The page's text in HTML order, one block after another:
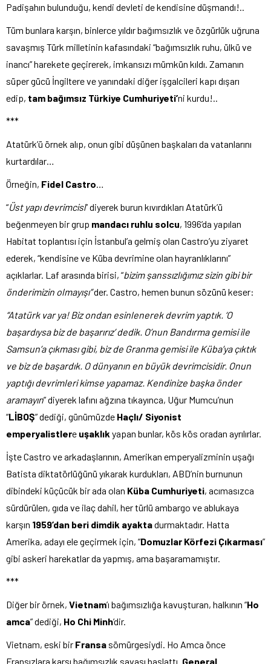
Padişahın bulunduğu, kendi devleti de kendisine düşmandı!..
Tüm bunlara karşın, binlerce yıldır bağımsızlık ve özgürlük uğruna
savaşmış Türk milletinin kafasındaki “bağımsızlık ruhu, ülkü ve
inancı” harekete geçirerek, imkansızı mümkün kıldı. Zamanın
süper gücü İngiltere ve yanındaki diğer işgalcileri kapı dışarı
edip, tam bağımsız Türkiye Cumhuriyeti’ni kurdu!..
***
Atatürk’ü örnek alıp, onun gibi düşünen başkaları da vatanlarını
kurtardılar…
Örneğin, Fidel Castro
“Üst yapı devrimcisi” diyerek burun kıvırdıkları Atatürk’ü
beğenmeyen bir grup mandacı ruhlu solcu, 1996’da yapılan
Habitat toplantısı için İstanbul’a gelmiş olan Castro’yu ziyaret
ederek, “kendisine ve Küba devrimine olan hayranlıklarını”
açıklarlar. Laf arasında birisi, “bizim şanssızlığımız sizin gibi bir
önderimizin olmayışı”der. Castro, hemen bunun sözünü keser:
“Atatürk var ya! Biz ondan esinlenerek devrim yaptık. ‘O
başardıysa biz de başarırız’ dedik. O’nun Bandırma gemisi ile
Samsun’a çıkması gibi, biz de Granma gemisi ile Küba’ya çıktık
ve biz de başardık. O dünyanın en büyük devrimcisidir. Onun
yaptığı devrimleri kimse yapamaz. Kendinize başka önder
aramayın” diyerek lafını ağzına tıkayınca, Uğur Mumcu’nun
“LİBOŞ” dediği, günümüzde Haçlı/ Siyonist
emperyalistlere uşaklık yapan bunlar, kös kös oradan ayrılırlar.
İşte Castro ve arkadaşlarının, Amerikan emperyalizminin uşağı
Batista diktatörlüğünü yıkarak kurdukları, ABD’nin burnunun
dibindeki küçücük bir ada olan Küba Cumhuriyeti, acımasızca
sürdürülen, gıda ve ilaç dahil, her türlü ambargo ve ablukaya
karşın 1959’dan beri dimdik ayaktadurmaktadır. Hatta
Amerika, adayı ele geçirmek için, “Domuzlar Körfezi Çıkarması”
gibi askeri harekatlar da yapmış, ama başaramamıştır.
***
Diğer bir örnek, Vietnam’ı bağımsızlığa kavuşturan, halkının “Ho
amca” dediği, Ho Chi Minh’dir.
Vietnam, eski bir Fransa sömürgesiydi. Ho Amca önce
Fransızlara karşı bağımsızlık savaşı başlattı. General